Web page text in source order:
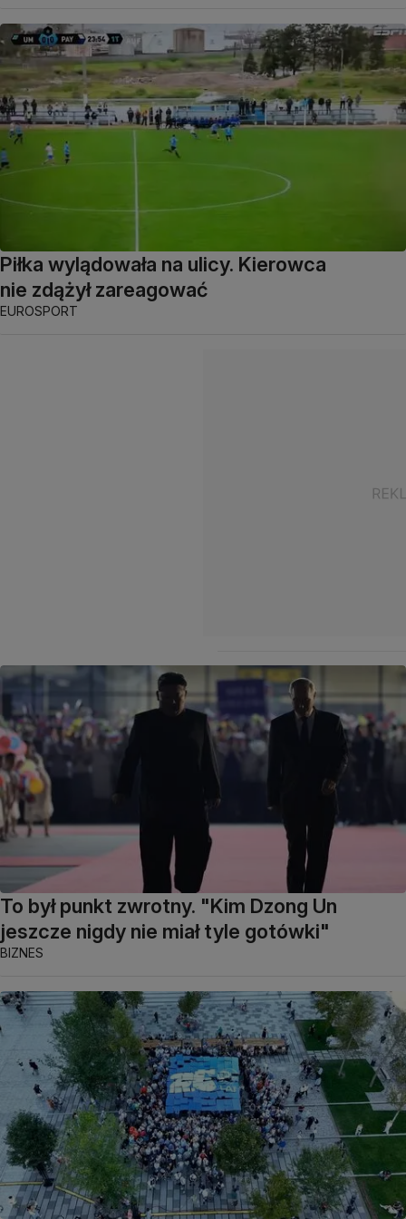
Piłka wylądowała na ulicy. Kierowca
nie zdążył zareagować
EUROSPORT
To był punkt zwrotny. "Kim Dzong Un
jeszcze nigdy nie miał tyle gotówki"
BIZNES